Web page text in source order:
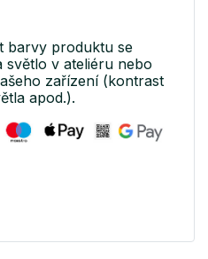
barvy produktu se
světlo v ateliéru nebo
zařízení (kontrast
apod.).